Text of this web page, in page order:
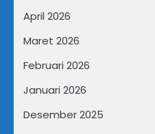
April 2026
Maret 2026
Februari 2026
Januari 2026
Desember 2025